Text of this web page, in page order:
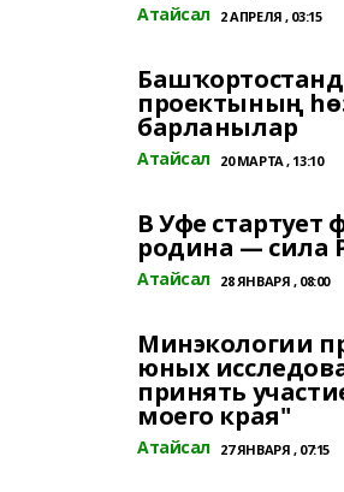
Атайсал 2 АПРЕЛЯ , 03:15
проектының
барланылар
Атайсал 20 МАРТА , 13:10
В Уфе стартует
родина — сила
Атайсал 28 ЯНВАРЯ , 08:00
Минэкологии
юных
принять
моего края"
Атайсал 27 ЯНВАРЯ , 07:15